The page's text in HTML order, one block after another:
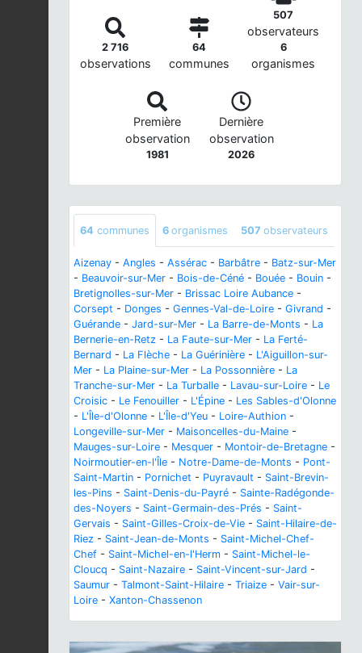
2 716
observations
64
communes
507
observateurs
6
organismes
Première
observation
1981
Dernière
observation
2026
64 communes 6 organismes 507 observateurs
Aizenay - Angles - Assérac - Barbâtre - Batz-sur-Mer
- Beauvoir-sur-Mer - Bois-de-Céné - Bouée - Bouin -
Bretignolles-sur-Mer - Brissac Loire Aubance -
Corsept - Donges - Gennes-Val-de-Loire - Givrand -
Guérande - Jard-sur-Mer - La Barre-de-Monts - La
Bernerie-en-Retz - La Faute-sur-Mer - La Ferté-
Bernard - La Flèche - La Guérinière - L'Aiguillon-sur-
Mer - La Plaine-sur-Mer - La Possonnière - La
Tranche-sur-Mer - La Turballe - Lavau-sur-Loire - Le
Croisic - Le Fenouiller - L'Épine - Les Sables-d'Olonne
- L'Île-d'Olonne - L'Île-d'Yeu - Loire-Authion -
Longeville-sur-Mer - Maisoncelles-du-Maine -
Mauges-sur-Loire - Mesquer - Montoir-de-Bretagne -
Noirmoutier-en-l'Île - Notre-Dame-de-Monts - Pont-
Saint-Martin - Pornichet - Puyravault - Saint-Brevin-
les-Pins - Saint-Denis-du-Payré - Sainte-Radégonde-
des-Noyers - Saint-Germain-des-Prés - Saint-
Gervais - Saint-Gilles-Croix-de-Vie - Saint-Hilaire-de-
Riez - Saint-Jean-de-Monts - Saint-Michel-Chef-
Chef - Saint-Michel-en-l'Herm - Saint-Michel-le-
Cloucq - Saint-Nazaire - Saint-Vincent-sur-Jard -
Saumur - Talmont-Saint-Hilaire - Triaize - Vair-sur-
Loire - Xanton-Chassenon